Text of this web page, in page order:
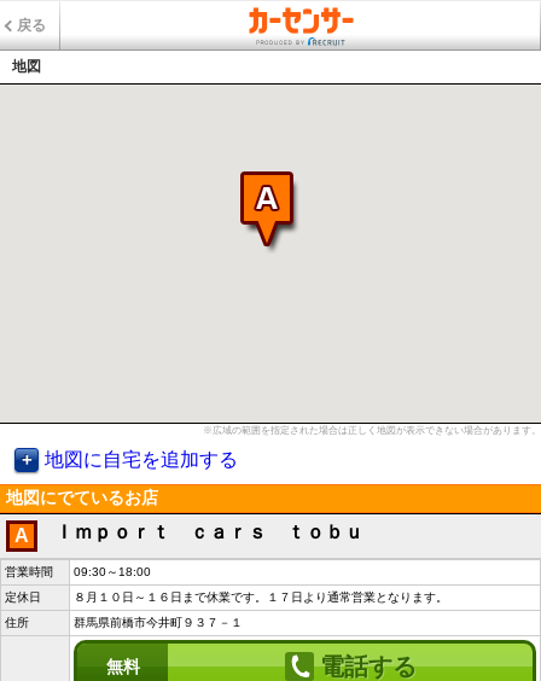
戻る
地図
※広域の範囲を指定された場合は正しく地図が表示できない場合があります。
地図に自宅を追加する
地図にでているお店
A Ｉｍｐｏｒｔ ｃａｒｓ ｔｏｂｕ
営業時間
09:30～18:00
定休日
８月１０日～１６日まで休業です。１７日より通常営業となります。
住所
群馬県前橋市今井町９３７－１
無料 電話する